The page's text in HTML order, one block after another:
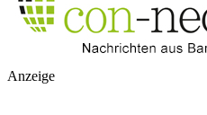
Anzeige